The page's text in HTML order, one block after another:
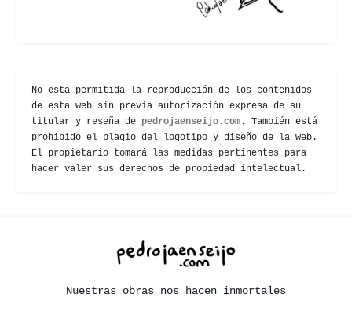
No está permitida la reproducción de los contenidos
de esta web sin previa autorización expresa de su
titular y reseña de pedrojaenseijo.com . También está
prohibido el plagio del logotipo y diseño de la web.
El propietario tomará las medidas pertinentes para
hacer valer sus derechos de propiedad intelectual.
Nuestras obras nos hacen inmortales